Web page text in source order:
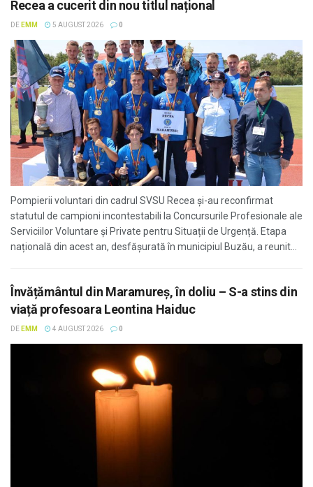
Recea a cucerit din nou titlul național
DE EMM 5 AUGUST 2026 0
Pompierii voluntari din cadrul SVSU Recea și-au reconfirmat
statutul de campioni incontestabili la Concursurile Profesionale ale
Serviciilor Voluntare și Private pentru Situații de Urgență. Etapa
națională din acest an, desfășurată în municipiul Buzău, a reunit...
Învățământul din Maramureș, în doliu – S-a stins din
viață profesoara Leontina Haiduc
DE EMM 4 AUGUST 2026 0